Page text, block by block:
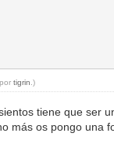
tigrin .)
tiene que ser
más os pongo una